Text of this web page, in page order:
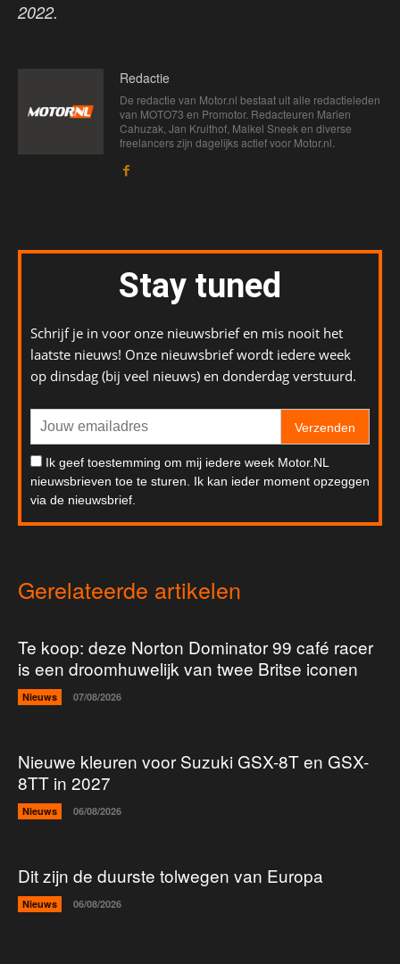
2022.
Redactie
De redactie van Motor.nl bestaat uit alle redactieleden
van MOTO73 en Promotor. Redacteuren Marien
Cahuzak, Jan Kruithof, Maikel Sneek en diverse
freelancers zijn dagelijks actief voor Motor.nl.
Stay tuned
Schrijf je in voor onze nieuwsbrief en mis nooit het
laatste nieuws! Onze nieuwsbrief wordt iedere week
op dinsdag (bij veel nieuws) en donderdag verstuurd.
Verzenden
Ik geef toestemming om mij iedere week Motor.NL
nieuwsbrieven toe te sturen. Ik kan ieder moment opzeggen
via de nieuwsbrief.
Gerelateerde artikelen
Te koop: deze Norton Dominator 99 café racer
is een droomhuwelijk van twee Britse iconen
Nieuws 07/08/2026
Nieuwe kleuren voor Suzuki GSX-8T en GSX-
8TT in 2027
Nieuws 06/08/2026
Dit zijn de duurste tolwegen van Europa
Nieuws 06/08/2026